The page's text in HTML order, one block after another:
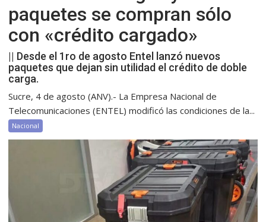
paquetes se compran sólo
con «crédito cargado»
|| Desde el 1ro de agosto Entel lanzó nuevos
paquetes que dejan sin utilidad el crédito de doble
carga.
Sucre, 4 de agosto (ANV).- La Empresa Nacional de
Telecomunicaciones (ENTEL) modificó las condiciones de la...
Nacional